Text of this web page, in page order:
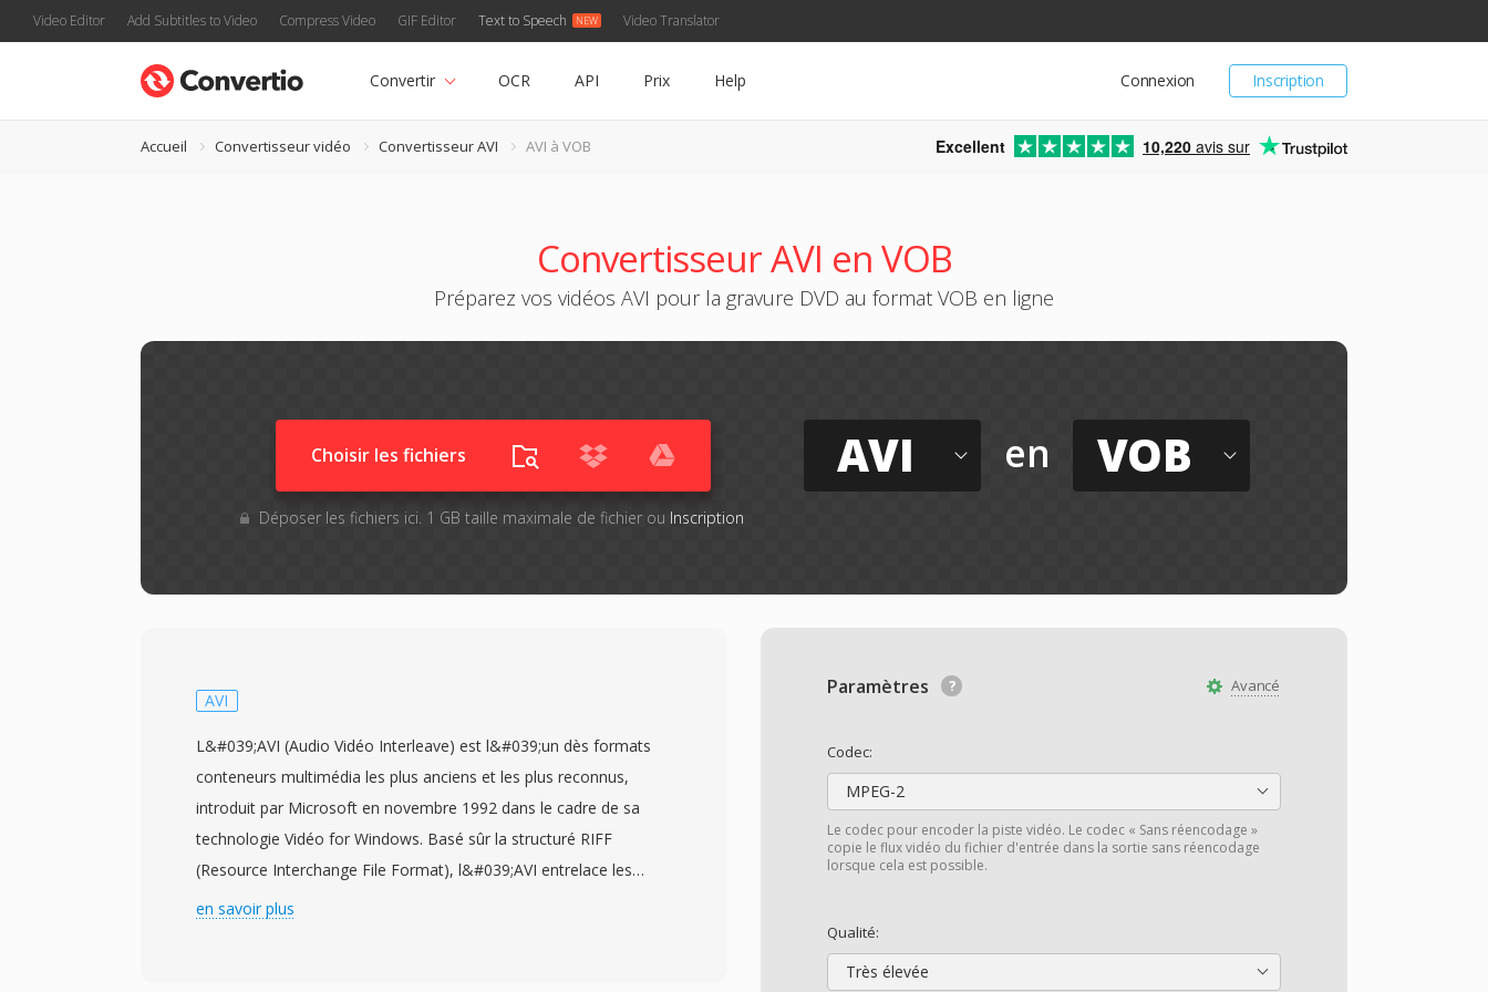
Video Editor Add Subtitles to Video Compress Video GIF Editor Text to Speech Video Translator
Inscription
Connexion
Convertir OCR API Prix Help
Accueil Convertisseur vidéo Convertisseur AVI AVI à VOB Excellent 10,220 avis sur
Convertisseur AVI en VOB
Préparez vos vidéos AVI pour la gravure DVD au format VOB en ligne
Choisir les fichiers
Déposer les fichiers ici. 1 GB taille maximale de fichier ou Inscription
AVI en VOB
Avancé
Paramètres
Codec:
MPEG-2
Le codec pour encoder la piste vidéo. Le codec « Sans réencodage »
copie le flux vidéo du fichier d'entrée dans la sortie sans réencodage
lorsque cela est possible.
Qualité:
Très élevée
AVI
L&#039;AVI (Audio Vidéo Interleave) est l&#039;un dès formats
conteneurs multimédia les plus anciens et les plus reconnus,
introduit par Microsoft en novembre 1992 dans le cadre de sa
technologie Vidéo for Windows. Basé sûr la structuré RIFF
(Resource Interchange File Format), l&#039;AVI entrelace les
données audio et vidéo en blocs alternes, permettant une lecture
en savoir plus